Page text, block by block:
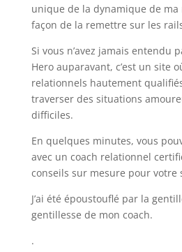
unique de la dynamique de
façon de la remettre sur les
Si vous n’avez jamais entendu
Hero auparavant, c’est un site
relationnels hautement
traverser des situations
difficiles.
En quelques minutes, vous
avec un coach relationnel
conseils sur mesure pour votre
J’ai été époustouflé par la
gentillesse de mon coach.
.